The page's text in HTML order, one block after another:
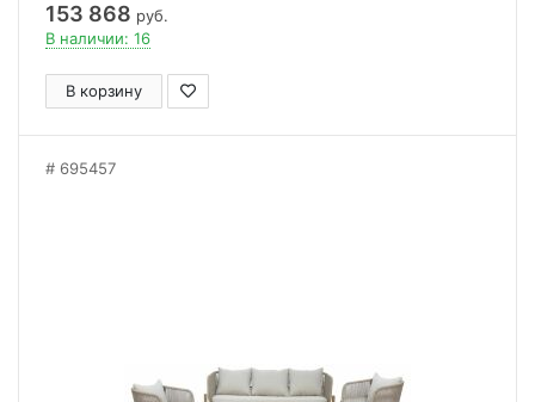
153 868 руб.
В наличии: 16
В корзину
695457